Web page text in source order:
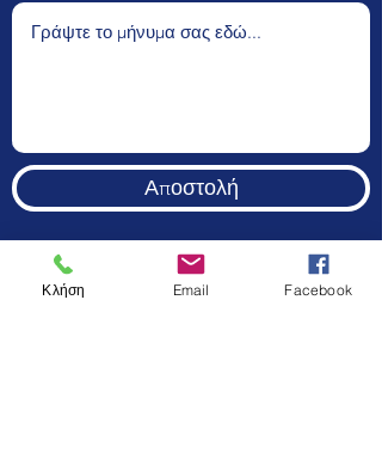
Αποστολή
Κλήση Email Facebook